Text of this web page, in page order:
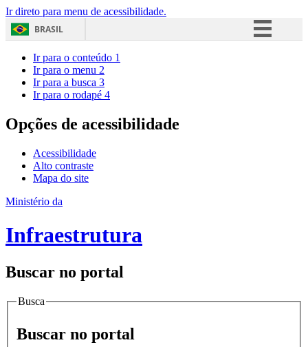
Ir direto para menu de acessibilidade.
BRASIL
Acesso à informação
Ir para o conteúdo 1
Ir para o menu 2
Ir para a busca 3
Ir para o rodapé 4
Opções de acessibilidade
Acessibilidade
Alto contraste
Mapa do site
Ministério da
Infraestrutura
Buscar no portal
Busca
Buscar no portal